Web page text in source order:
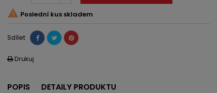
 Poslední kus skladem
Sdílet
 Drukuj
POPIS DETAILY PRODUKTU